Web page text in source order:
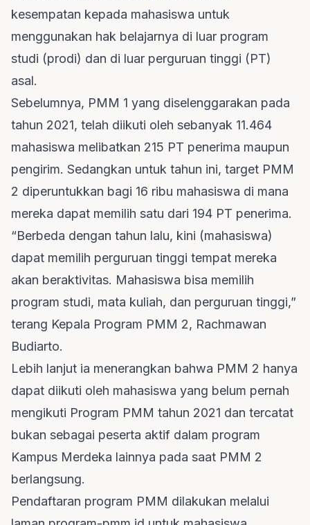
kesempatan kepada mahasiswa untuk
menggunakan hak belajarnya di luar program
studi (prodi) dan di luar perguruan tinggi (PT)
asal.
Sebelumnya, PMM 1 yang diselenggarakan pada
tahun 2021, telah diikuti oleh sebanyak 11.464
mahasiswa melibatkan 215 PT penerima maupun
pengirim. Sedangkan untuk tahun ini, target PMM
2 diperuntukkan bagi 16 ribu mahasiswa di mana
mereka dapat memilih satu dari 194 PT penerima.
“Berbeda dengan tahun lalu, kini (mahasiswa)
dapat memilih perguruan tinggi tempat mereka
akan beraktivitas. Mahasiswa bisa memilih
program studi, mata kuliah, dan perguruan tinggi,”
terang Kepala Program PMM 2, Rachmawan
Budiarto.
Lebih lanjut ia menerangkan bahwa PMM 2 hanya
dapat diikuti oleh mahasiswa yang belum pernah
mengikuti Program PMM tahun 2021 dan tercatat
bukan sebagai peserta aktif dalam program
Kampus Merdeka lainnya pada saat PMM 2
berlangsung.
Pendaftaran program PMM dilakukan melalui